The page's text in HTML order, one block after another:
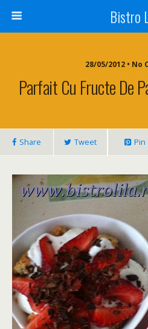
Bistro
28/05/2012 • No
Parfait Cu Fructe De
Share Tweet Pin